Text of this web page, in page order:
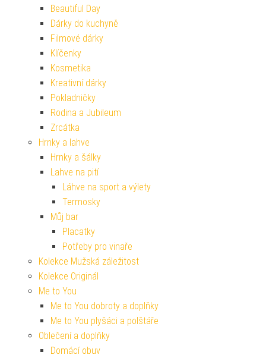
Beautiful Day
Dárky do kuchyně
Filmové dárky
Klíčenky
Kosmetika
Kreativní dárky
Pokladničky
Rodina a Jubileum
Zrcátka
Hrnky a lahve
Hrnky a šálky
Lahve na pití
Láhve na sport a výlety
Termosky
Můj bar
Placatky
Potřeby pro vinaře
Kolekce Mužská záležitost
Kolekce Originál
Me to You
Me to You dobroty a doplňky
Me to You plyšáci a polštáře
Oblečení a doplňky
Domácí obuv